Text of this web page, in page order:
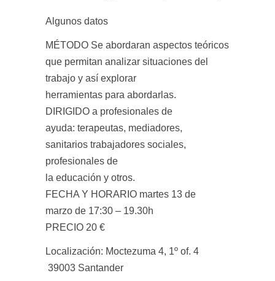
Algunos datos
MÉTODO Se abordaran aspectos teóricos
que permitan analizar situaciones del
trabajo y así explorar
herramientas para abordarlas.
DIRIGIDO a profesionales de
ayuda: terapeutas, mediadores,
sanitarios trabajadores sociales,
profesionales de
la educación y otros.
FECHA Y HORARIO martes 13 de
marzo de 17:30 – 19.30h
PRECIO 20 €
Localización: Moctezuma 4, 1º of. 4
39003 Santander